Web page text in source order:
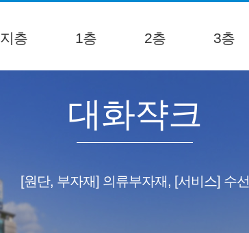
지층 1층 2층 3층
대화쟉크
[원단, 부자재] 의류부자재, [서비스] 수선